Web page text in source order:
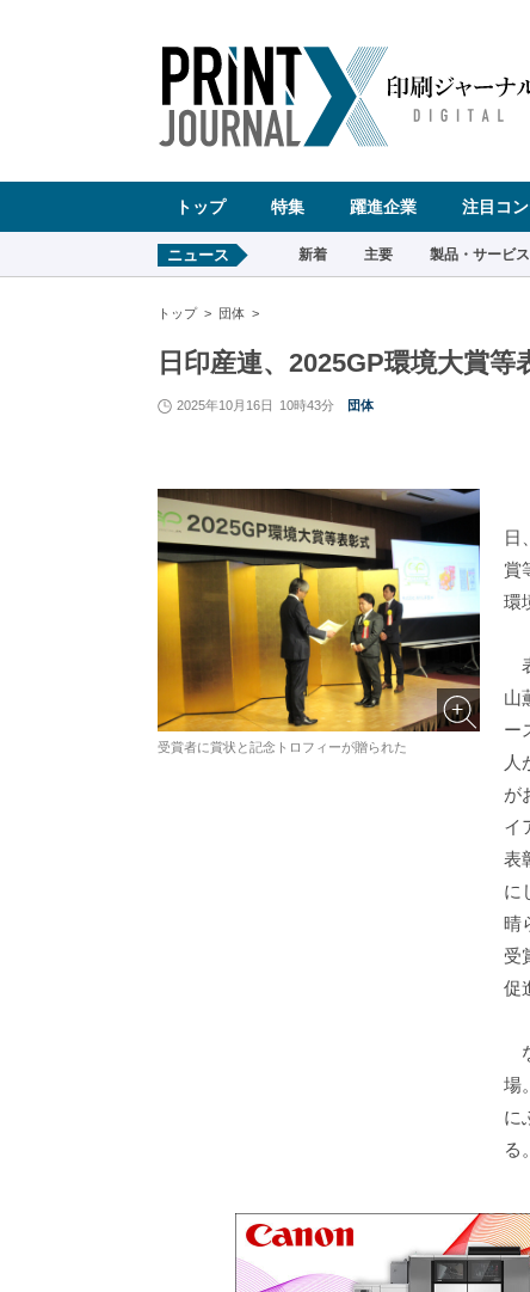
ア
ゲ
ン
トップ 特集 躍進企業 注目コ
ニュース 新着 主要 製品・サービス
トップ 団体
日印産連、2025GP環境大賞等
2025年10月16日 10時43分 団体
受賞者に賞状と記念トロフィーが贈られた
日
賞
環
山
ー
人
が
イ
表
に
晴
受
促
場
に
る。